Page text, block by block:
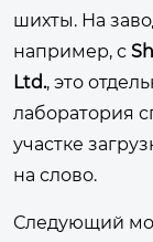
шихты. На
например, с
Ltd., это
лаборатория
участке
на слово.
Следующий